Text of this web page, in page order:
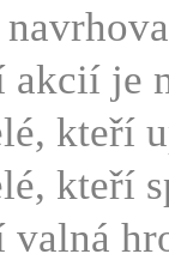
akcií je
kteří
kteří